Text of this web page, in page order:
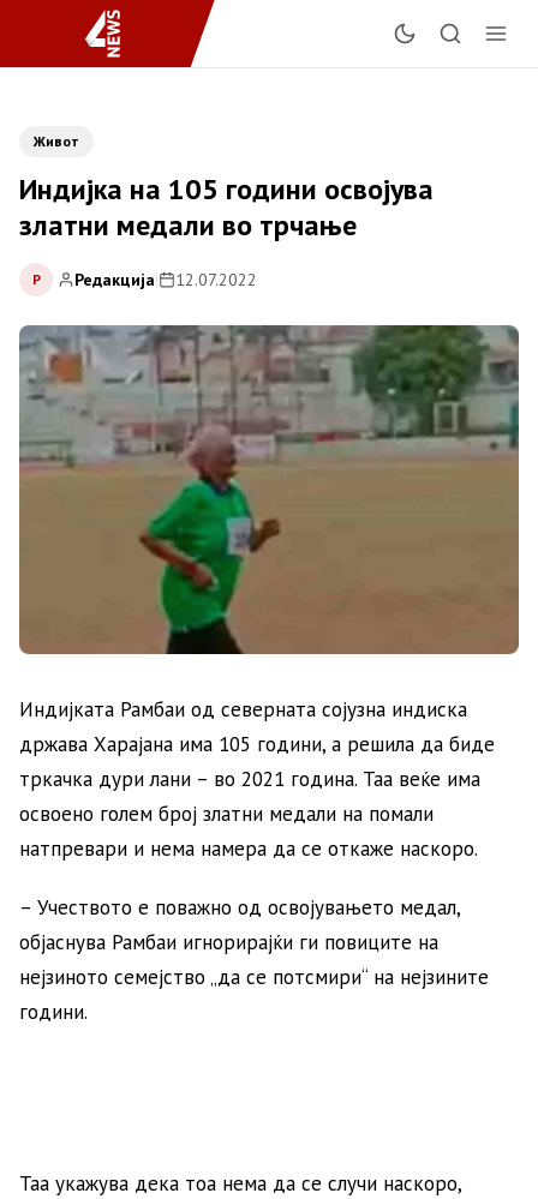
Живот
Индијка на 105 години освојува
златни медали во трчање
Р Редакција| 12.07.2022
Индијката Рамбаи од северната сојузна индиска
држава Харајана има 105 години, а решила да биде
тркачка дури лани – во 2021 година. Таа веќе има
освоено голем број златни медали на помали
натпревари и нема намера да се откаже наскоро.
– Учеството е поважно од освојувањето медал,
објаснува Рамбаи игнорирајќи ги повиците на
нејзиното семејство „да се потсмири“ на нејзините
години.
Таа укажува дека тоа нема да се случи наскоро,